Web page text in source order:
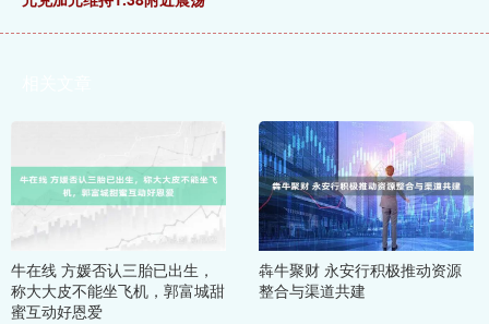
牛在线 方媛否认三胎已出生，
称大大皮不能坐飞机，郭富城甜
蜜互动好恩爱
犇牛聚财 永安行积极推动资源
整合与渠道共建